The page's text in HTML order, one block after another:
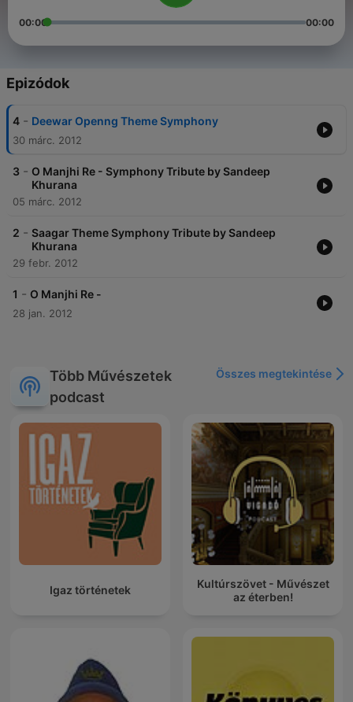
00:00 00:00
Epizódok
4 - Deewar Openng Theme Symphony
30 márc. 2012
3 - O Manjhi Re - Symphony Tribute by Sandeep
Khurana
05 márc. 2012
2 - Saagar Theme Symphony Tribute by Sandeep
Khurana
29 febr. 2012
1 - O Manjhi Re -
28 jan. 2012
Több Művészetek
podcast
Összes megtekintése
Igaz történetek
Kultúrszövet - Művészet
az éterben!